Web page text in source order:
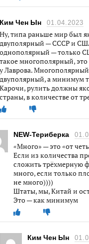
Ким Чен Ын 01.04.2023
Ну, типа раньше мир был
двуполярный — СССР и
однополярный — только
такое многополярный,
у Лаврова.
двуполярный, а минимум
Карочи, рулить должны
страны, в количестве от
NEW-Териберка
«Много» — это «от
Если из количества
сложить трёхмерную
много, если только
не много))))
Штаты, мы, Китай и
Это — как минимум
Ким Чен Ын